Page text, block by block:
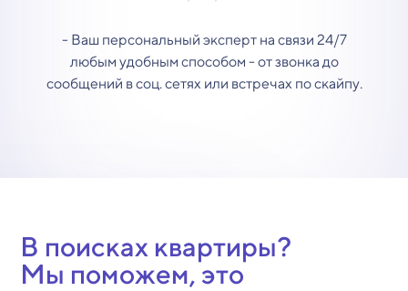
- Ваш персональный эксперт на связи 24/7
любым удобным способом - от звонка до
сообщений в соц. сетях или встречах по скайпу.
В поисках квартиры?
Мы поможем, это